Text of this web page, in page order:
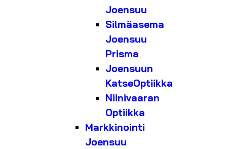
Joensuu
Silmäasema
Joensuu
Prisma
Joensuun
KatseOptiikka
Niinivaaran
Optiikka
Markkinointi
Joensuu